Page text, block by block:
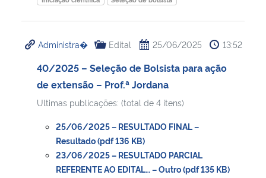
Administra� Edital 25/06/2025 13:52
40/2025 – Seleção de Bolsista para ação
de extensão – Prof.ª Jordana
Ultimas publicações: (total de 4 itens)
25/06/2025 – RESULTADO FINAL –
Resultado (pdf 136 KB)
23/06/2025 – RESULTADO PARCIAL
REFERENTE AO EDITAL… – Outro (pdf 135 KB)